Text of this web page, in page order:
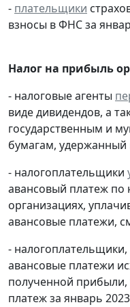
- плательщики
взносы в ФНС за
Налог на прибыль
- налоговые агенты
виде дивидендов, а
государственным и
бумагам, удержанный
- налогоплательщики
авансовый платеж по
организациях,
авансовые платежи,
-
авансовые платежи
полученной прибыли,
платеж за январь 2023